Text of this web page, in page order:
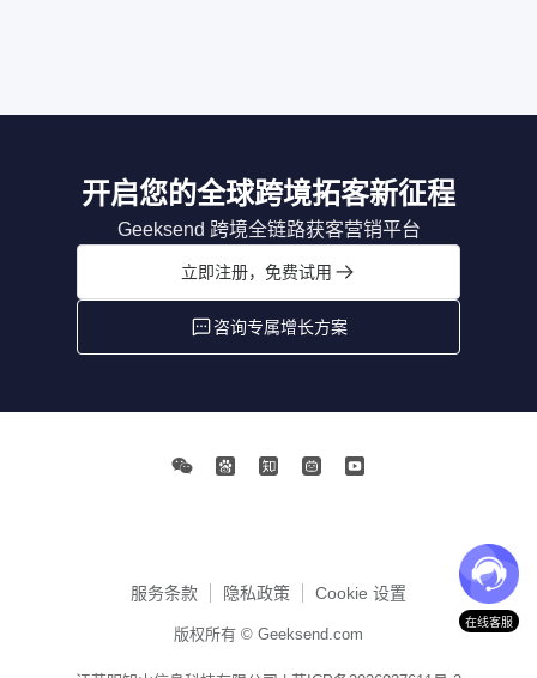
开启您的全球跨境拓客新征程
Geeksend 跨境全链路获客营销平台
立即注册，免费试用
咨询专属增长方案
服务条款 隐私政策 Cookie 设置
版权所有 © Geeksend.com
在线客服